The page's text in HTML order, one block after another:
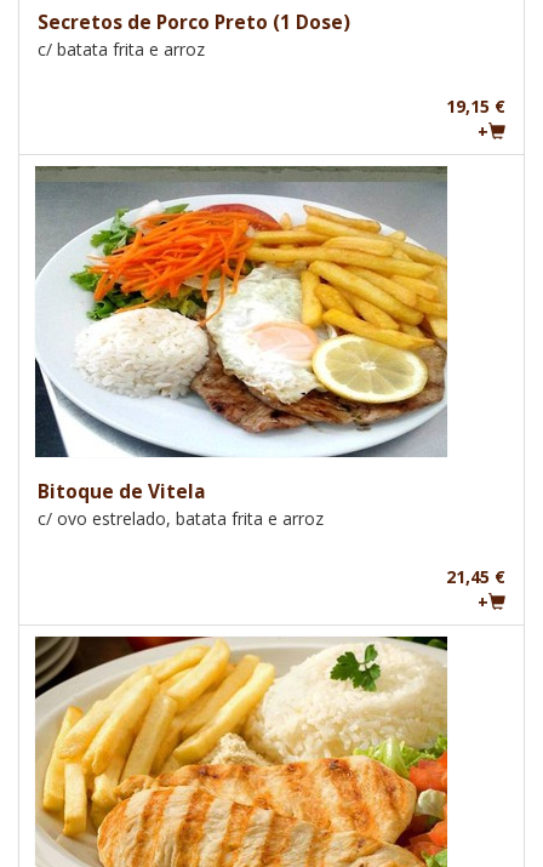
Secretos de Porco Preto (1 Dose)
c/ batata frita e arroz
19,15 €
+
Bitoque de Vitela
c/ ovo estrelado, batata frita e arroz
21,45 €
+